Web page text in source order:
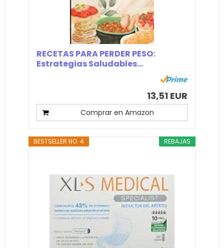
RECETAS PARA PERDER PESO:
Estrategias Saludables...
13,51 EUR
Comprar en Amazon
REBAJAS
BESTSELLER NO. 4